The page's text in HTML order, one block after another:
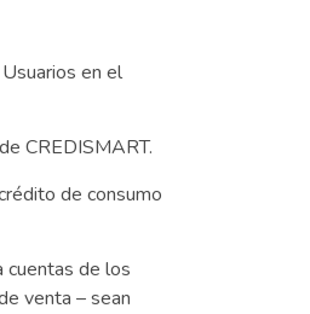
en el
CREDISMART.
de consumo
cuentas de los
venta – sean